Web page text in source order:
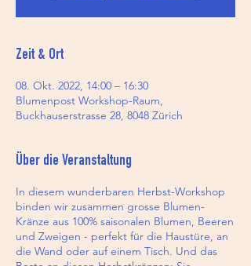
Zeit & Ort
08. Okt. 2022, 14:00 – 16:30
Blumenpost Workshop-Raum,
Buckhauserstrasse 28, 8048 Zürich
Über die Veranstaltung
In diesem wunderbaren Herbst-Workshop
binden wir zusammen grosse Blumen-
Kränze aus 100% saisonalen Blumen, Beeren
und Zweigen - perfekt für die Haustüre, an
die Wand oder auf einem Tisch. Und das